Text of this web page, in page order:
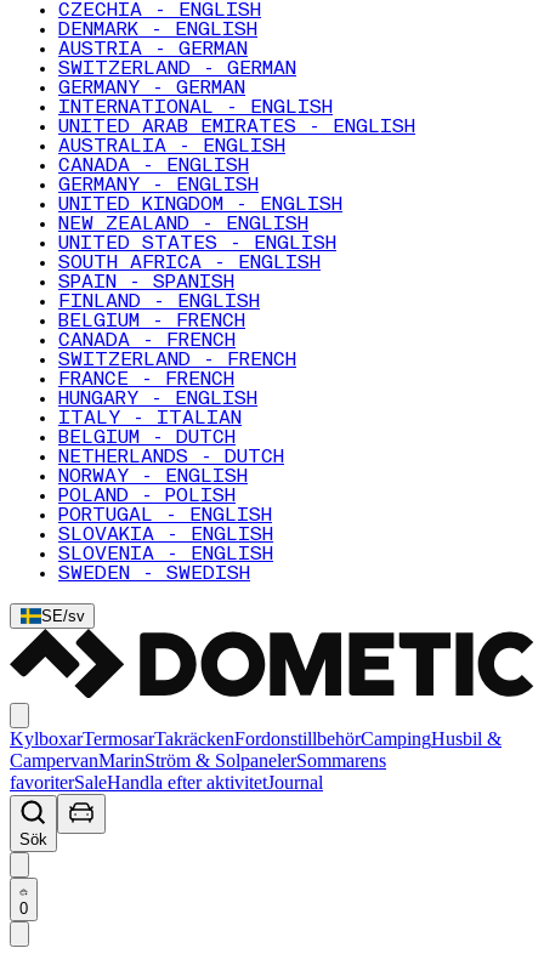
CZECHIA - ENGLISH
DENMARK - ENGLISH
AUSTRIA - GERMAN
SWITZERLAND - GERMAN
GERMANY - GERMAN
INTERNATIONAL - ENGLISH
UNITED ARAB EMIRATES - ENGLISH
AUSTRALIA - ENGLISH
CANADA - ENGLISH
GERMANY - ENGLISH
UNITED KINGDOM - ENGLISH
NEW ZEALAND - ENGLISH
UNITED STATES - ENGLISH
SOUTH AFRICA - ENGLISH
SPAIN - SPANISH
FINLAND - ENGLISH
BELGIUM - FRENCH
CANADA - FRENCH
SWITZERLAND - FRENCH
FRANCE - FRENCH
HUNGARY - ENGLISH
ITALY - ITALIAN
BELGIUM - DUTCH
NETHERLANDS - DUTCH
NORWAY - ENGLISH
POLAND - POLISH
PORTUGAL - ENGLISH
SLOVAKIA - ENGLISH
SLOVENIA - ENGLISH
SWEDEN - SWEDISH
SE/sv
KylboxarTermosarTakräckenFordonstillbehörCampingHusbil &
CampervanMarinStröm & SolpanelerSommarens
favoriterSaleHandla efter aktivitetJournal
Sök
0